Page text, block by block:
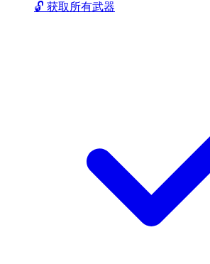
🔓 获取所有武器